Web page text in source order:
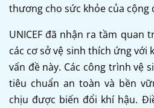
thương cho sức khỏe của cộng
UNICEF đã nhận ra tầm quan
các cơ sở vệ sinh thích ứng với
vấn đề này. Các công trình vệ
tiêu chuẩn an toàn và bền
chịu được biến đổi khí hậu.